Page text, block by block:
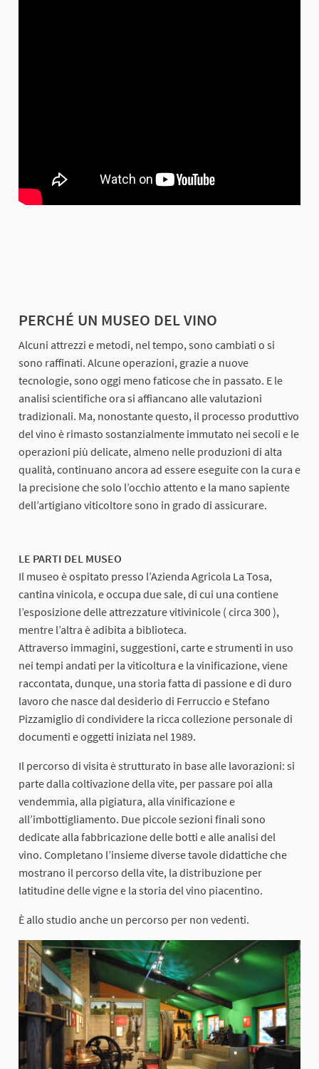
PERCHÉ UN MUSEO DEL VINO
Alcuni attrezzi e metodi, nel tempo, sono cambiati o si
sono raffinati. Alcune operazioni, grazie a nuove
tecnologie, sono oggi meno faticose che in passato. E le
analisi scientifiche ora si affiancano alle valutazioni
tradizionali. Ma, nonostante questo, il processo produttivo
del vino è rimasto sostanzialmente immutato nei secoli e le
operazioni più delicate, almeno nelle produzioni di alta
qualità, continuano ancora ad essere eseguite con la cura e
la precisione che solo l’occhio attento e la mano sapiente
dell’artigiano viticoltore sono in grado di assicurare.
LE PARTI DEL MUSEO
Il museo è ospitato presso l’Azienda Agricola La Tosa,
cantina vinicola, e occupa due sale, di cui una contiene
l’esposizione delle attrezzature vitivinicole ( circa 300 ),
mentre l’altra è adibita a biblioteca.
Attraverso immagini, suggestioni, carte e strumenti in uso
nei tempi andati per la viticoltura e la vinificazione, viene
raccontata, dunque, una storia fatta di passione e di duro
lavoro che nasce dal desiderio di Ferruccio e Stefano
Pizzamiglio di condividere la ricca collezione personale di
documenti e oggetti iniziata nel 1989.
Il percorso di visita è strutturato in base alle lavorazioni: si
parte dalla coltivazione della vite, per passare poi alla
vendemmia, alla pigiatura, alla vinificazione e
all’imbottigliamento. Due piccole sezioni finali sono
dedicate alla fabbricazione delle botti e alle analisi del
vino. Completano l’insieme diverse tavole didattiche che
mostrano il percorso della vite, la distribuzione per
latitudine delle vigne e la storia del vino piacentino.
È allo studio anche un percorso per non vedenti.